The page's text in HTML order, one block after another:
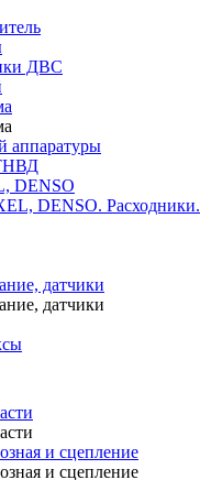
ДВС
аппаратуры
DENSO
DENSO. Расходники.
датчики
датчики
и сцепление
и сцепление